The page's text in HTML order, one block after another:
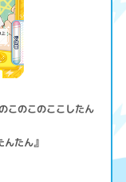
このこのここしたん
たん』